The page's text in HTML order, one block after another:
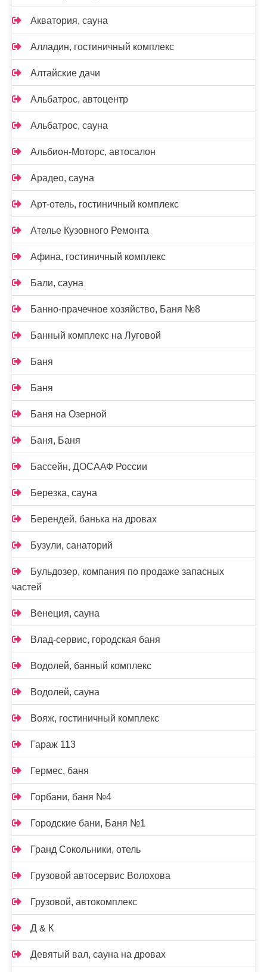
Акватория, сауна
Алладин, гостиничный комплекс
Алтайские дачи
Альбатрос, автоцентр
Альбатрос, сауна
Альбион-Моторс, автосалон
Арадео, сауна
Арт-отель, гостиничный комплекс
Ателье Кузовного Ремонта
Афина, гостиничный комплекс
Бали, сауна
Банно-прачечное хозяйство, Баня №8
Банный комплекс на Луговой
Баня
Баня
Баня на Озерной
Баня, Баня
Бассейн, ДОСААФ России
Березка, сауна
Берендей, банька на дровах
Бузули, санаторий
Бульдозер, компания по продаже запасных
частей
Венеция, сауна
Влад-сервис, городская баня
Водолей, банный комплекс
Водолей, сауна
Вояж, гостиничный комплекс
Гараж 113
Гермес, баня
Горбани, баня №4
Городские бани, Баня №1
Гранд Сокольники, отель
Грузовой автосервис Волохова
Грузовой, автокомплекс
Д & К
Девятый вал, сауна на дровах